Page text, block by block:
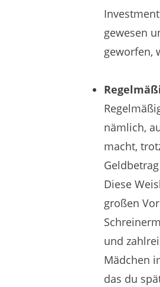
gewesen
geworfen,
nämlich,
macht,
Diese
großen
und
Mädchen
das du